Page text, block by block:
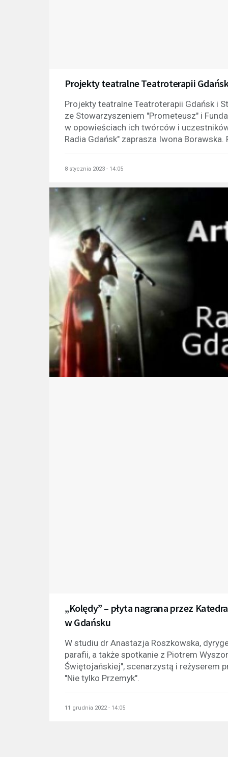
Projekty teatralne Teatroterapii
Projekty teatralne Teatroterapii Gdańsk i
ze Stowarzyszeniem "Prometeusz" i
w opowieściach ich twórców i
Radia Gdańsk" zaprasza Iwona Borawska.
8 stycznia 2023 - 14:05
„Kolędy” – płyta nagrana przez
w Gdańsku
W studiu dr Anastazja Roszkowska,
parafii, a także spotkanie z Piotrem
Świętojańskiej", scenarzystą i reżyserem
"Nie tylko Przemyk".
11 grudnia 2022 - 14:05